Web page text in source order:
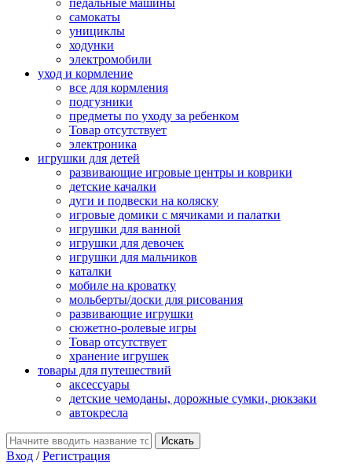
педальные машины
самокаты
унициклы
ходунки
электромобили
уход и кормление
все для кормления
подгузники
предметы по уходу за ребенком
Товар отсутствует
электроника
игрушки для детей
развивающие игровые центры и коврики
детские качалки
дуги и подвески на коляску
игровые домики с мячиками и палатки
игрушки для ванной
игрушки для девочек
игрушки для мальчиков
каталки
мобиле на кроватку
мольберты/доски для рисования
развивающие игрушки
сюжетно-ролевые игры
Товар отсутствует
хранение игрушек
товары для путешествий
аксессуары
детские чемоданы, дорожные сумки, рюкзаки
автокресла
Вход /Регистрация